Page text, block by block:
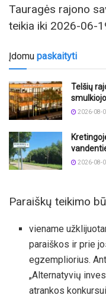
Tauragės rajono
teikia iki 2026-06-
Įdomu paskaityti
Telšių
2026-08-
2026-08-
Paraiškų teikimo
viename
paraiškos ir prie
egzempliorius.
„Alternatyvių
atrankos